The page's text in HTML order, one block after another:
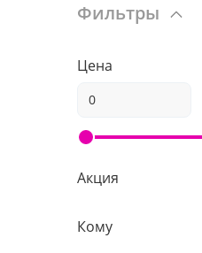
Фильтры
Цена
Акция
Кому